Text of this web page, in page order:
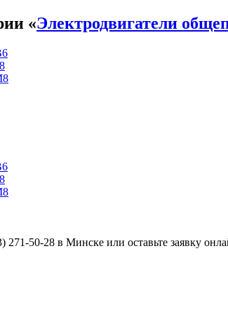
«Электродвигатели
271-50-28 в Минске или оставьте заявку